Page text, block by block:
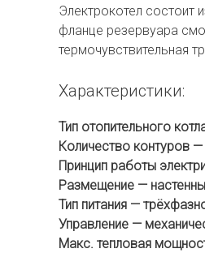
Электрокотел состоит
фланце резервуара
термочувствительная
Характеристики:
Тип отопительного
Количество контуров —
Принцип работы
Размещение —
Тип питания —
Управление —
Макс. тепловая